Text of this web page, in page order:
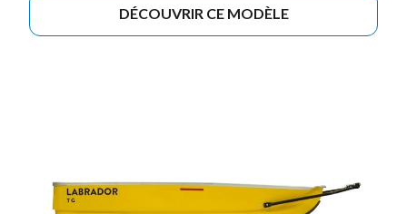
DÉCOUVRIR CE MODÈLE